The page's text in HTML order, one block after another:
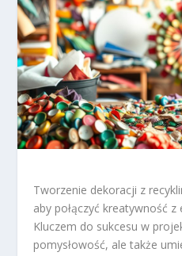
Tworzenie dekoracji z
aby połączyć kreatywność
Kluczem do sukcesu w
pomysłowość, ale także